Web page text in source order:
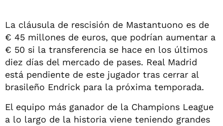
La cláusula de rescisión de Mastantuono es de
€ 45 millones de euros, que podrían aumentar a
€ 50 si la transferencia se hace en los últimos
diez días del mercado de pases. Real Madrid
está pendiente de este jugador tras cerrar al
brasileño Endrick para la próxima temporada.
El equipo más ganador de la Champions League
a lo largo de la historia viene teniendo grandes